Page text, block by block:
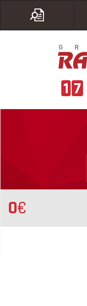
1 7
0€